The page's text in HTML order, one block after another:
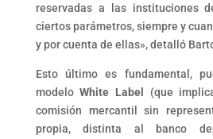
reservadas a las instituciones
ciertos parámetros, siempre y
y por cuenta de ellas», detalló
Esto último es fundamental,
modeloWhite Label
(que
comisión mercantil sin
propia, distinta al banco